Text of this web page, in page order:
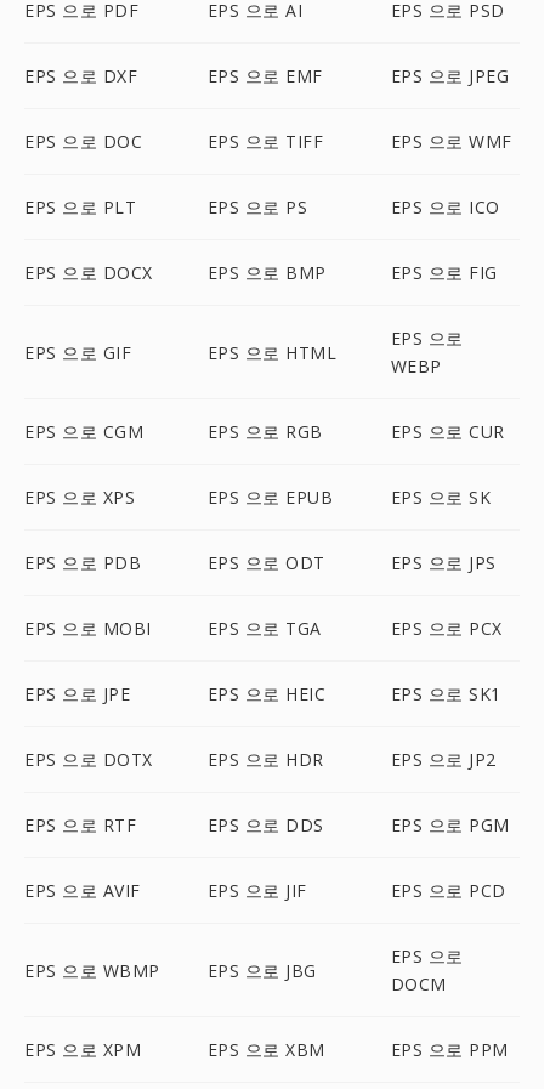
EPS 으로 PDF EPS 으로 AI EPS 으로 PSD
EPS 으로 DXF EPS 으로 EMF EPS 으로 JPEG
EPS 으로 DOC EPS 으로 TIFF EPS 으로 WMF
EPS 으로 PLT EPS 으로 PS EPS 으로 ICO
EPS 으로 DOCX EPS 으로 BMP EPS 으로 FIG
EPS 으로 GIF EPS 으로 HTML
EPS 으로
WEBP
EPS 으로 CGM EPS 으로 RGB EPS 으로 CUR
EPS 으로 XPS EPS 으로 EPUB EPS 으로 SK
EPS 으로 PDB EPS 으로 ODT EPS 으로 JPS
EPS 으로 MOBI EPS 으로 TGA EPS 으로 PCX
EPS 으로 JPE EPS 으로 HEIC EPS 으로 SK1
EPS 으로 DOTX EPS 으로 HDR EPS 으로 JP2
EPS 으로 RTF EPS 으로 DDS EPS 으로 PGM
EPS 으로 AVIF EPS 으로 JIF EPS 으로 PCD
EPS 으로 WBMP EPS 으로 JBG
EPS 으로
DOCM
EPS 으로 XPM EPS 으로 XBM EPS 으로 PPM